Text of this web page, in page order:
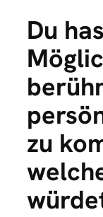
Du
zu